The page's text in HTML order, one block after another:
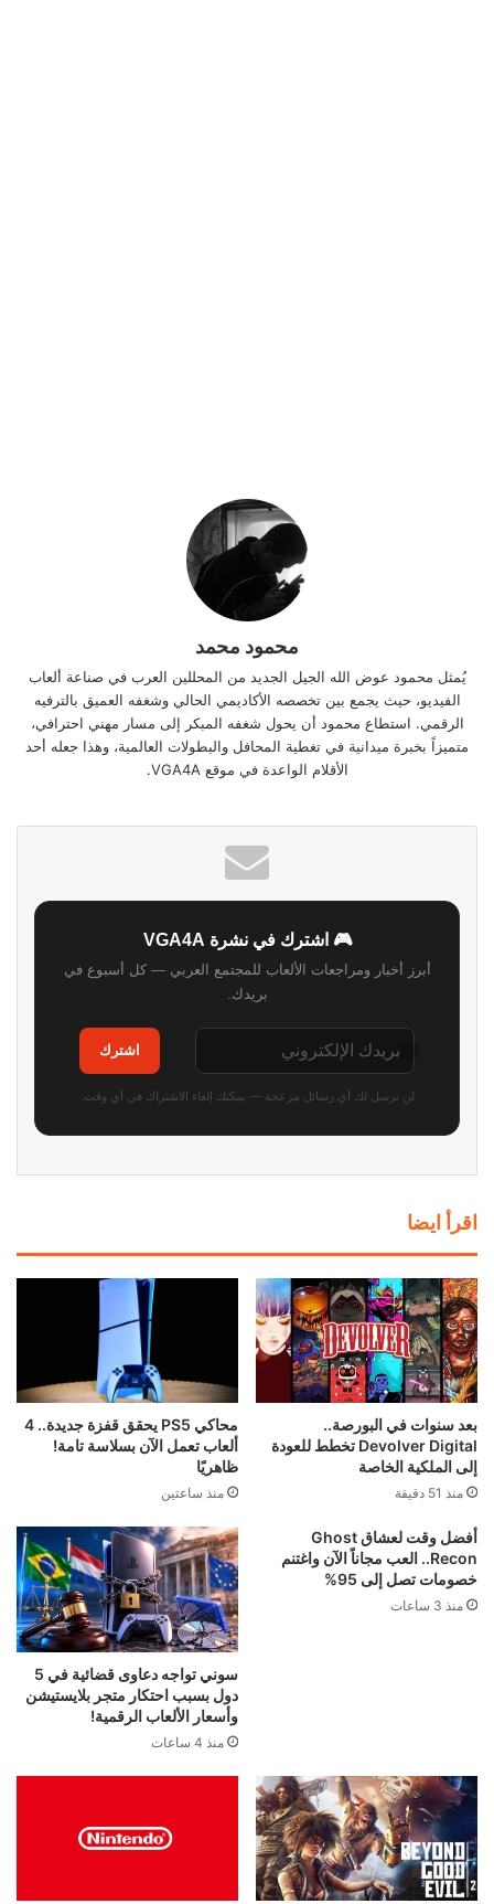
محمود محمد
يُمثل محمود عوض الله الجيل الجديد من المحللين العرب في صناعة ألعاب
الفيديو، حيث يجمع بين تخصصه الأكاديمي الحالي وشغفه العميق بالترفيه
الرقمي. استطاع محمود أن يحول شغفه المبكر إلى مسار مهني احترافي،
متميزاً بخبرة ميدانية في تغطية المحافل والبطولات العالمية، وهذا جعله أحد
الأقلام الواعدة في موقع VGA4A.
🎮 اشترك في نشرة VGA4A
أبرز أخبار ومراجعات الألعاب للمجتمع العربي — كل أسبوع في
بريدك.
اشترك
لن نرسل لك أي رسائل مزعجة — يمكنك إلغاء الاشتراك في أي وقت.
اقرأ ايضا
بعد سنوات في البورصة..
Devolver Digital تخطط للعودة
إلى الملكية الخاصة
منذ 51 دقيقة
محاكي PS5 يحقق قفزة جديدة.. 4
ألعاب تعمل الآن بسلاسة تامة!
ظاهريًا
منذ ساعتين
أفضل وقت لعشاق Ghost
Recon.. العب مجاناً الآن واغتنم
خصومات تصل إلى 95%
منذ 3 ساعات
سوني تواجه دعاوى قضائية في 5
دول بسبب احتكار متجر بلايستيشن
وأسعار الألعاب الرقمية!
منذ 4 ساعات